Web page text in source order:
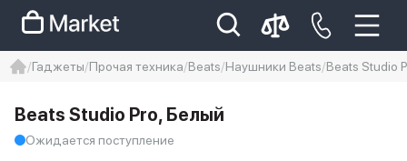
Iphone 14 pro max
айфон 14
Гаджеты Прочая техника Beats Наушники Beats Beats Studio
Beats Studio Pro, Белый
Ожидается поступление